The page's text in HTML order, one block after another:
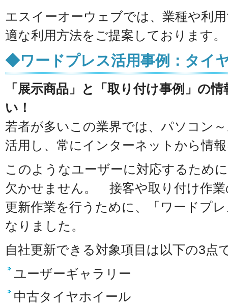
エスイーオーウェブでは、業種や利
適な利用方法をご提案しております。
◆ワードプレス活用事例：タイ
「展示商品」と「取り付け事例」の
い！
若者が多いこの業界では、パソコン
活用し、常にインターネットから情
このようなユーザーに対応するため
欠かせません。 接客や取り付け作業
更新作業を行うために、「ワードプ
なりました。
自社更新できる対象項目は以下の3点
ユーザーギャラリー
中古タイヤホイール